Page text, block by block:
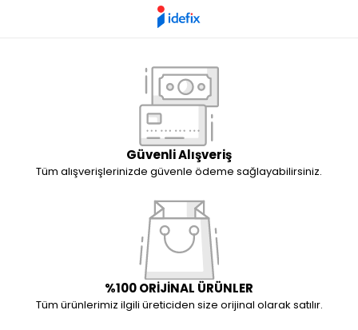
Güvenli Alışveriş
Tüm alışverişlerinizde güvenle ödeme sağlayabilirsiniz.
%100 ORİJİNAL ÜRÜNLER
Tüm ürünlerimiz ilgili üreticiden size orijinal olarak satılır.